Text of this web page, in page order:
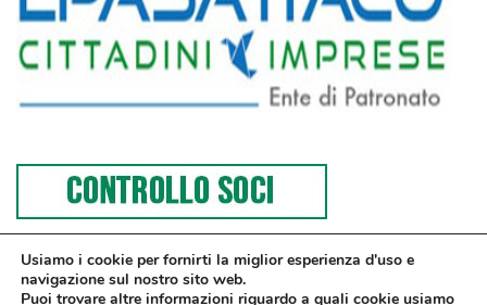
Usiamo i cookie per fornirti la miglior esperienza d'uso e
navigazione sul nostro sito web.
Puoi trovare altre informazioni riguardo a quali cookie usiamo